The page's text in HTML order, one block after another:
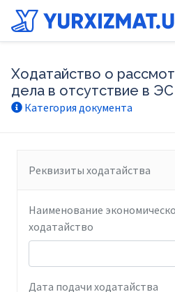
Ходатайство о
дела в отсутствие в ЭС
Категория документа
Реквизиты ходатайства
Наименование
ходатайство
Дата подачи ходатайства